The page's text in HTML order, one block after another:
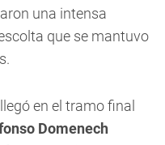
una intensa
que se mantuvo
en el tramo final
Domenech